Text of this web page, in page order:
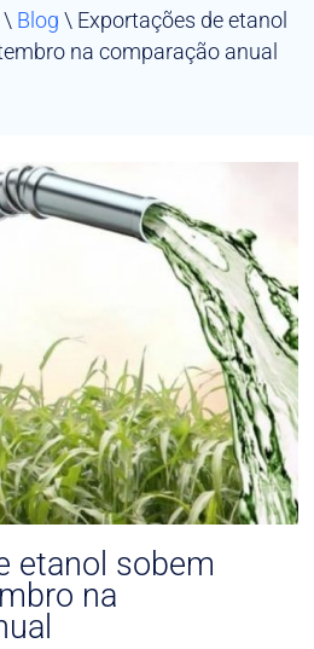
\ Blog \ Exportações de etanol
na comparação anual
etanol sobem
na